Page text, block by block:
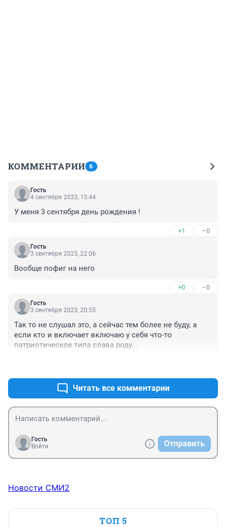
КОММЕНТАРИИ 6
Гость
4 сентября 2023, 15:44
У меня 3 сентября день рождения !
+1 –0
Гость
3 сентября 2023, 22:06
Вообще пофиг на него
+0 –0
Гость
3 сентября 2023, 20:55
Так то не слушал это, а сейчас тем более не буду, а
если кто и включает включаю у себя что-то
патриотическое типа слава роду...
Читать все комментарии
Гость
Войти
Отправить
Новости СМИ2
ТОП 5